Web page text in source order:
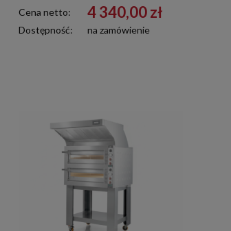
Cena netto: 4 340,00 zł
Dostępność: na zamówienie